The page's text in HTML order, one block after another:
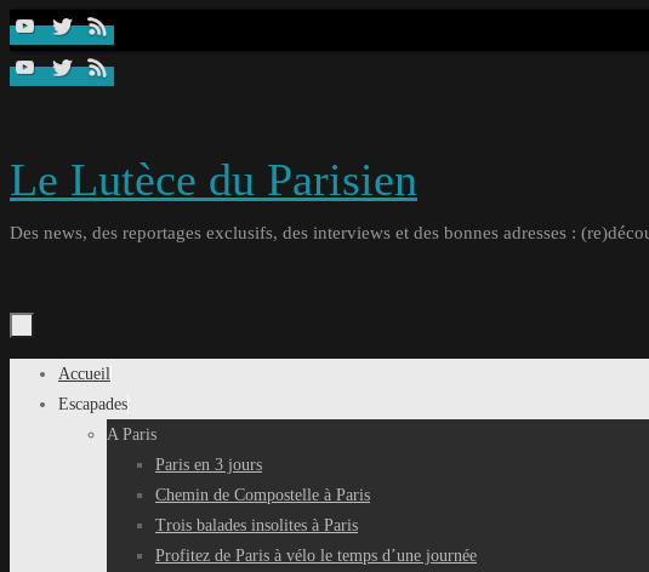
Passer
contenu
Le Lutèce du Parisien
Des news, des reportages exclusifs, des interviews et des bonnes adresses :
Passer
Accueil
Escapades
A Paris
Paris en 3 jours
Chemin de Compostelle à Paris
Trois balades insolites à Paris
Profitez de Paris à vélo le temps d’une journée